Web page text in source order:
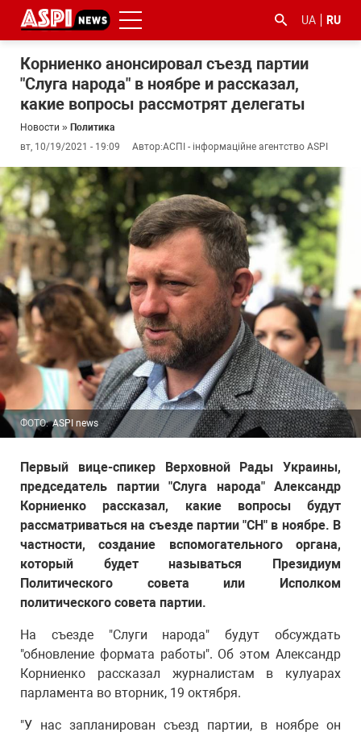
UA RU
Корниенко анонсировал съезд партии
"Слуга народа" в ноябре и рассказал,
какие вопросы рассмотрят делегаты
Новости » Политика
вт, 10/19/2021 - 19:09
Автор:АСПІ - інформаційне агентство ASPI
ФОТО: ASPI news
Первый вице-спикер Верховной Рады Украины,
председатель партии "Слуга народа" Александр
Корниенко рассказал, какие вопросы будут
рассматриваться на съезде партии "СН" в ноябре. В
частности, создание вспомогательного органа,
который будет называться Президиум
Политического совета или Исполком
политического совета партии.
На съезде "Слуги народа" будут обсуждать
"обновление формата работы". Об этом Александр
Корниенко рассказал журналистам в кулуарах
парламента во вторник, 19 октября.
"У нас запланирован съезд партии, в ноябре он
#ООС
#боротьба
з
корупцією
#гфс #Киев #коронавірус